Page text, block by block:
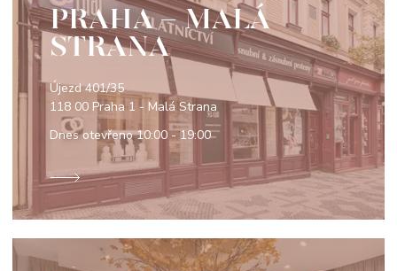
PRAHA - MALÁ
STRANA
Újezd 401/35
118 00 Praha 1 - Malá Strana
Dnes otevřeno10:00 - 19:00